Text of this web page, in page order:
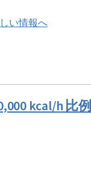
い情報へ
kcal/h 比